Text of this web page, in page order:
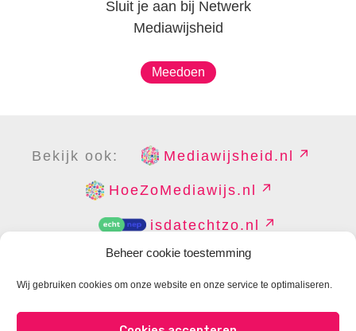
Beheer cookie toestemming
Wij gebruiken cookies om onze website en onze service te optimaliseren.
Sluit je aan bij Netwerk
Mediawijsheid
Meedoen
Bekijk ook: Mediawijsheid.nl
HoeZoMediawijs.nl
isdatechtzo.nl
DISCLAIMER PRIVACY